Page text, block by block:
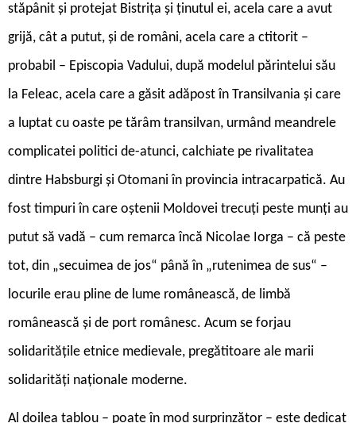
stăpânit și protejat Bistrița și ținutul ei, acela care a avut
grijă, cât a putut, și de români, acela care a ctitorit –
probabil – Episcopia Vadului, după modelul părintelui său
la Feleac, acela care a găsit adăpost în Transilvania și care
a luptat cu oaste pe tărâm transilvan, urmând meandrele
complicatei politici de-atunci, calchiate pe rivalitatea
dintre Habsburgi și Otomani în provincia intracarpatică. Au
fost timpuri în care oștenii Moldovei trecuți peste munți au
putut să vadă – cum remarca încă Nicolae Iorga – că peste
tot, din „secuimea de jos“ până în „rutenimea de sus“ –
locurile erau pline de lume românească, de limbă
românească și de port românesc. Acum se forjau
solidaritățile etnice medievale, pregătitoare ale marii
solidarități naționale moderne.
Al doilea tablou – poate în mod surprinzător – este dedicat